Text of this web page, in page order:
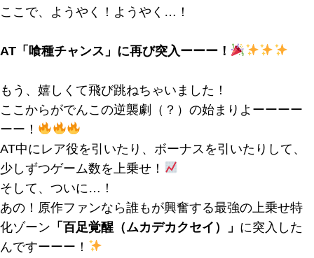
ここで、ようやく！ようやく…！
AT「喰種チャンス」に再び突入ーーー！
もう、嬉しくて飛び跳ねちゃいました！
ここからがでんこの逆襲劇（？）の始まりよーーーー
ーー！
AT中にレア役を引いたり、ボーナスを引いたりして、
少しずつゲーム数を上乗せ！
そして、ついに…！
あの！原作ファンなら誰もが興奮する最強の上乗せ特
化ゾーン 「百足覚醒（ムカデカクセイ）」 に突入した
んですーーー！